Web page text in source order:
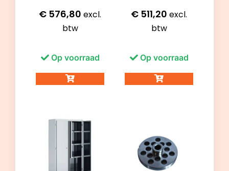
€ 576,80 excl.
btw
Op voorraad
€ 511,20 excl.
btw
Op voorraad